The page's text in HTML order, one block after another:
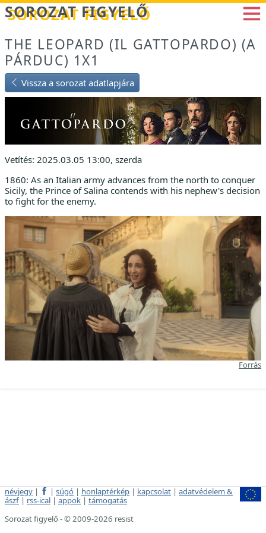
Betöltés...
SOROZAT FIGYELŐ
THE LEOPARD (IL GATTOPARDO) (A
PÁRDUC) 1X1
Vissza a sorozat adatlapjára
Vetítés: 2025.03.05 13:00, szerda
1860: As an Italian army advances from the north to conquer
Sicily, the Prince of Salina contends with his nephew's decision
to fight for the enemy.
Forrás
névjegy | | súgó | honlaptérkép | kapcsolat | adatvédelem &
ászf | rss-ical | appok | támogatás
Sorozat figyelő - © 2009-2026 resist